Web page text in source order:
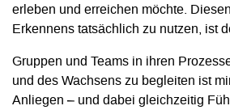
erleben und erreichen möchte.
Erkennens tatsächlich zu nutzen, ist
Gruppen und Teams in ihren
und des Wachsens zu begleiten ist
Anliegen – und dabei gleichzeitig